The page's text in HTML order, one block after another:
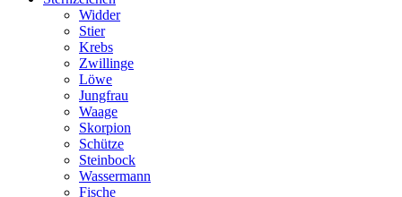
Widder
Stier
Krebs
Zwillinge
Löwe
Jungfrau
Waage
Skorpion
Schütze
Steinbock
Wassermann
Fische